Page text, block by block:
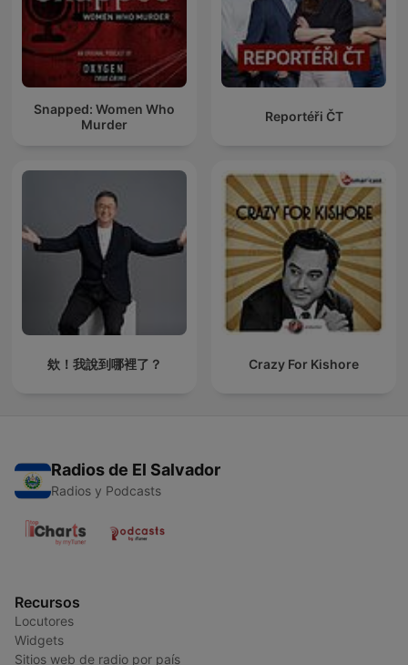
Snapped: Women Who
Murder
Reportéři ČT
欸！我說到哪裡了？ Crazy For Kishore
Radios de El Salvador
Radios y Podcasts
Recursos
Locutores
Widgets
Sitios web de radio por país